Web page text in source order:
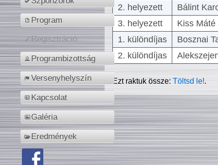
Program
Regisztráció
Programbizottság
Versenyhelyszín
Kapcsolat
Galéria
Eredmények
2. helyezett
Bálint
3. helyezett
Kiss
1. különdíjas
Bosznai
2. különdíjas
Ezt raktuk össze:Töltsd le!.